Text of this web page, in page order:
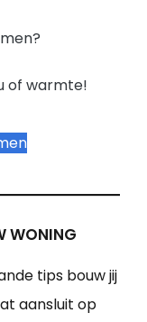
of warmte!
WONING
tips bouw jij
aansluit op